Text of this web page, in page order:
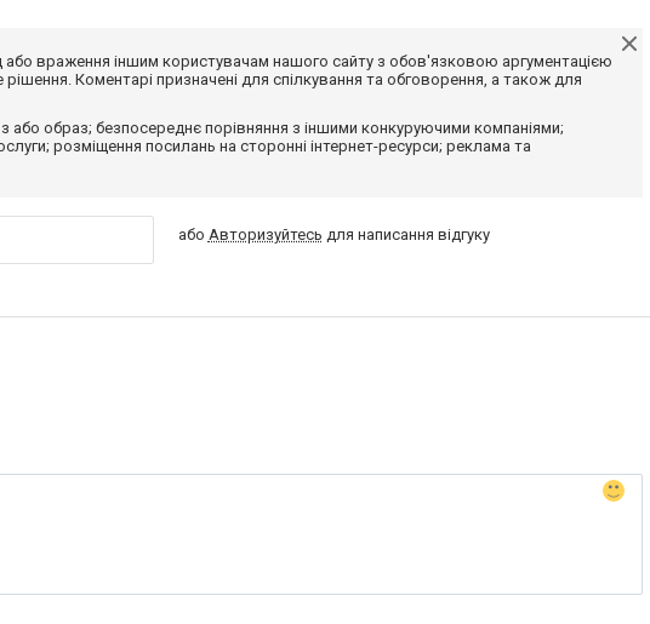
або враження іншим користувачам нашого сайту з обов'язковою аргументацією
Коментарі призначені для спілкування та обговорення, а також для
або образ; безпосереднє порівняння з іншими конкуруючими компаніями;
розміщення посилань на сторонні інтернет-ресурси; реклама та
або Авторизуйтесь для написання відгуку